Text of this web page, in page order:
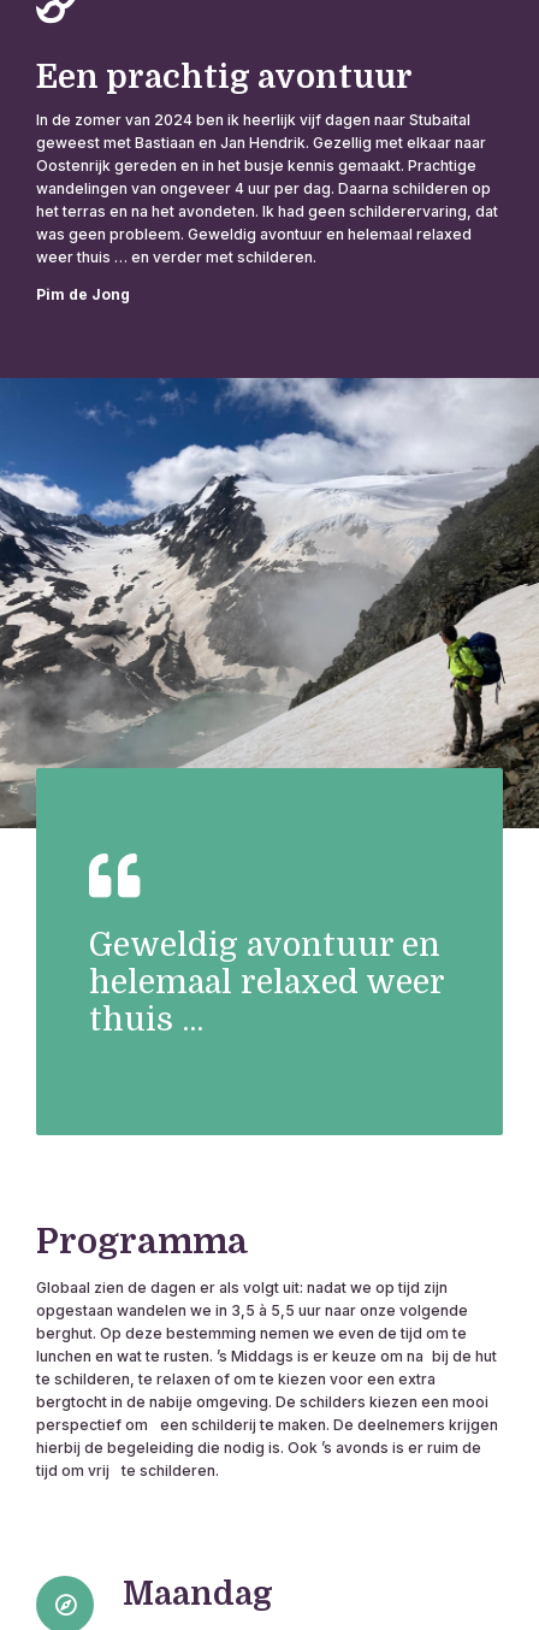
Een prachtig avontuur
In de zomer van 2024 ben ik heerlijk vijf dagen naar Stubaital
geweest met Bastiaan en Jan Hendrik. Gezellig met elkaar naar
Oostenrijk gereden en in het busje kennis gemaakt. Prachtige
wandelingen van ongeveer 4 uur per dag. Daarna schilderen op
het terras en na het avondeten. Ik had geen schilderervaring, dat
was geen probleem. Geweldig avontuur en helemaal relaxed
weer thuis … en verder met schilderen.
Pim de Jong
Geweldig avontuur en
helemaal relaxed weer
thuis ...
Programma
Globaal zien de dagen er als volgt uit: nadat we op tijd zijn
opgestaan wandelen we in 3,5 à 5,5 uur naar onze volgende
berghut. Op deze bestemming nemen we even de tijd om te
lunchen en wat te rusten. ʼs Middags is er keuze om na bij de hut
te schilderen, te relaxen of om te kiezen voor een extra
bergtocht in de nabije omgeving. De schilders kiezen een mooi
perspectief om een schilderij te maken. De deelnemers krijgen
hierbij de begeleiding die nodig is. Ook ʼs avonds is er ruim de
tijd om vrij te schilderen.
Maandag